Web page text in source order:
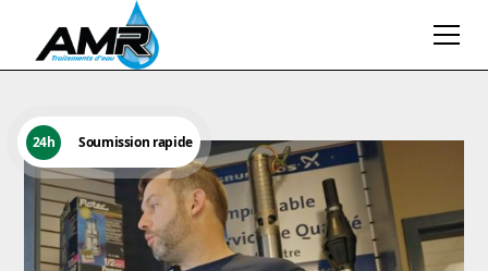
24h Soumission rapide